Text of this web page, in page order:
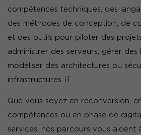
compétences techniques, des
des méthodes de conception, de
et des outils pour piloter des
administrer des serveurs, gérer des
modéliser des architectures ou
infrastructures IT.
Que vous soyez en reconversion,
compétences ou en phase de
services, nos parcours vous aident